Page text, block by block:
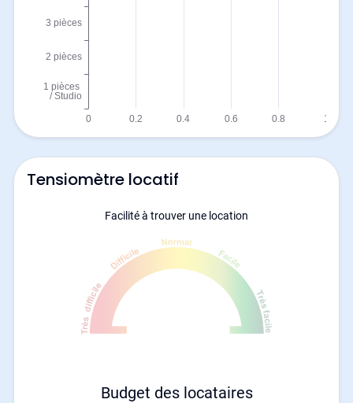
Tensiomètre locatif
Facilité à trouver une location
Budget des locataires